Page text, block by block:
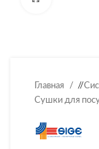
Главная /
Сушки для